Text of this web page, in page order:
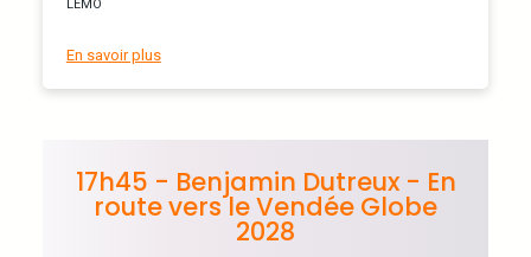
LEMO
En savoir plus
17h45 - Benjamin Dutreux - En
route vers le Vendée Globe
2028